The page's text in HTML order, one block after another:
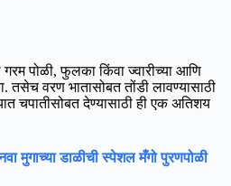
गरम पोळी, फुलका किंवा ज्वारीच्या आणि
तसेच वरण भातासोबत तोंडी लावण्यासाठी
चपातीसोबत देण्यासाठी ही एक अतिशय
मुगाच्या डाळीची स्पेशल मँगो पुरणपोळी